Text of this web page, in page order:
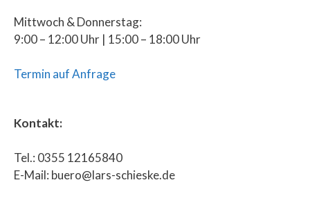
Mittwoch & Donnerstag:
9:00 – 12:00 Uhr | 15:00 – 18:00 Uhr
Termin auf Anfrage
Kontakt:
Tel.: 0355 12165840
E-Mail: buero@lars-schieske.de